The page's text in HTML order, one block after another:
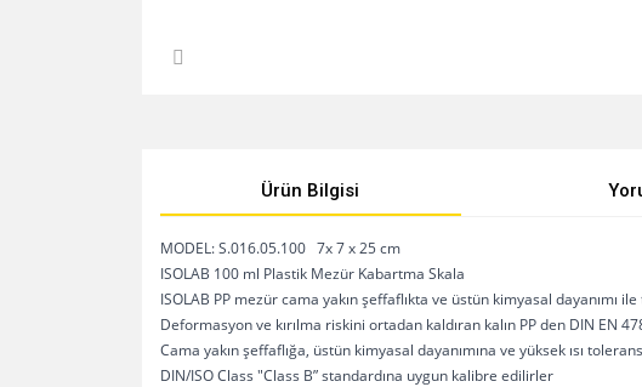
Ürün Bilgisi
MODEL: S.016.05.100 7x 7 x 25 cm
ISOLAB 100 ml Plastik Mezür Kabartma Skala
ISOLAB PP mezür cama yakın şeffaflıkta ve üstün kimyasal
Deformasyon ve kırılma riskini ortadan kaldıran kalın PP den DIN EN
Cama yakın şeffaflığa, üstün kimyasal dayanımına ve yüksek ısı
DIN/ISO Class "Class B” standardına uygun kalibre edilirler